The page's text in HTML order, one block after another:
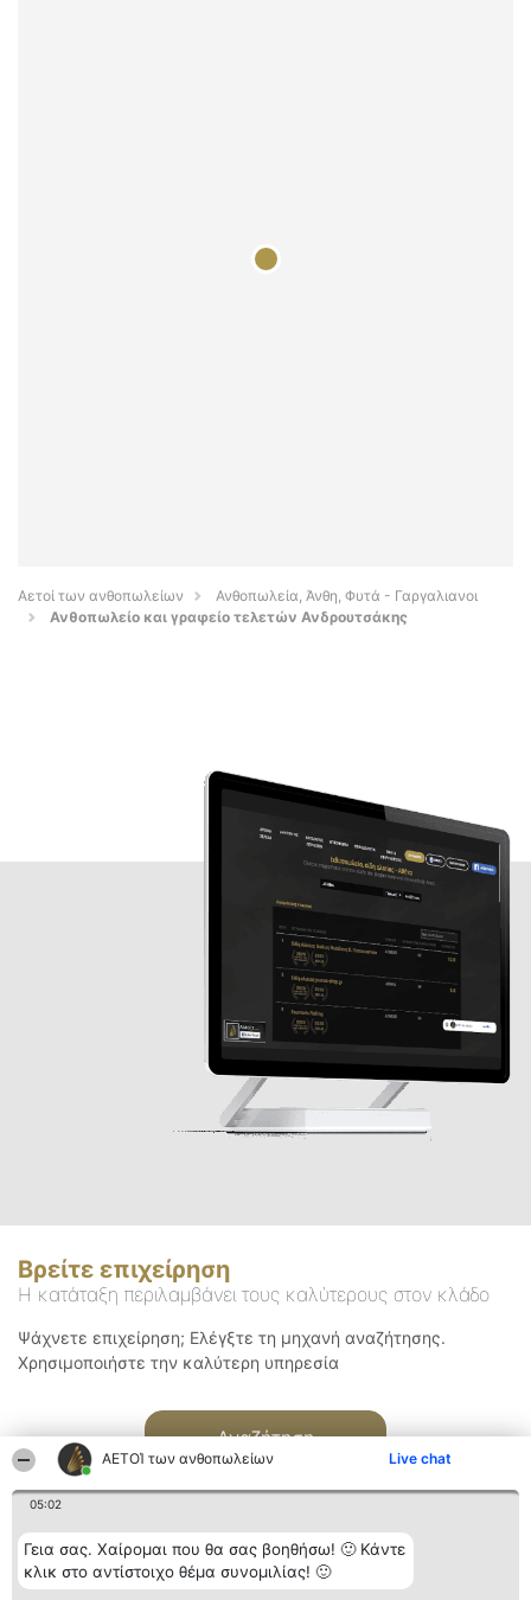
ΑΕΤΟΊ των ανθοπωλείων Live chat
05:02
Γεια σας. Χαίρομαι που θα σας βοηθήσω! 🙂 Κάντε
κλικ στο αντίστοιχο θέμα συνομιλίας! 🙂
Αετοί των ανθοπωλείων
Ανθοπωλεία, Άνθη, Φυτά - Γαργαλιανοι
Ανθοπωλείο και γραφείο τελετών Ανδρουτσάκης
Βρείτε επιχείρηση
Η κατάταξη περιλαμβάνει τους καλύτερους στον κλάδο
Ψάχνετε επιχείρηση; Ελέγξτε τη μηχανή αναζήτησης.
Χρησιμοποιήστε την καλύτερη υπηρεσία
Αναζήτηση